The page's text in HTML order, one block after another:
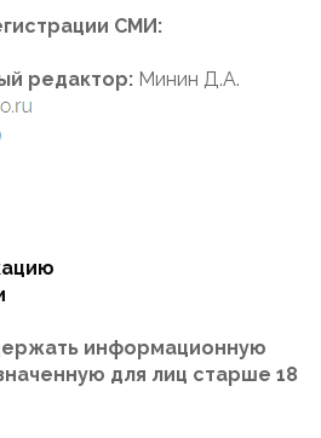
СМИ:
редактор: Минин Д.А.
информационную
для лиц старше 18